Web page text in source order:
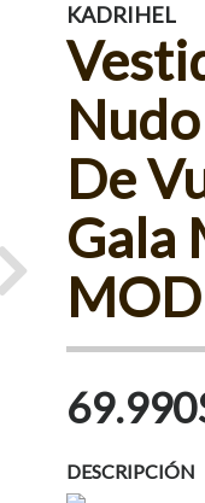
Next
KADRIHEL
De
Gala
DESCRIPCIÓN